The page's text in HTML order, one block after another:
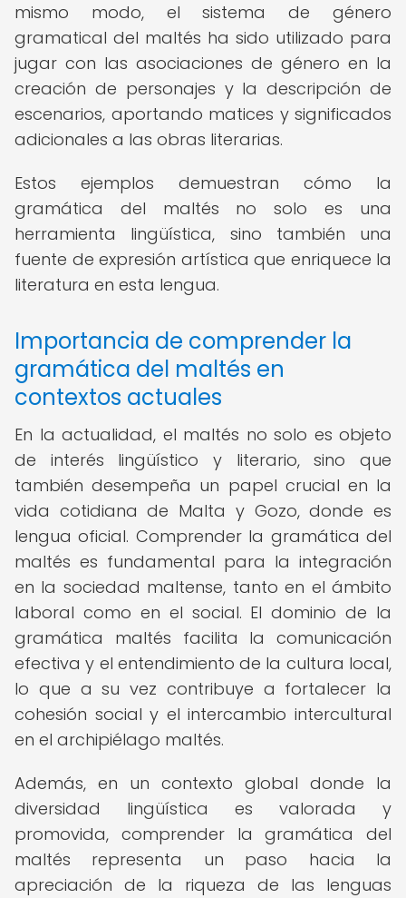
mismo modo, el sistema de género
gramatical del maltés ha sido utilizado para
jugar con las asociaciones de género en la
creación de personajes y la descripción de
escenarios, aportando matices y significados
adicionales a las obras literarias.
Estos ejemplos demuestran cómo la
gramática del maltés no solo es una
herramienta lingüística, sino también una
fuente de expresión artística que enriquece la
literatura en esta lengua.
Importancia de comprender la
gramática del maltés en
contextos actuales
En la actualidad, el maltés no solo es objeto
de interés lingüístico y literario, sino que
también desempeña un papel crucial en la
vida cotidiana de Malta y Gozo, donde es
lengua oficial. Comprender la gramática del
maltés es fundamental para la integración
en la sociedad maltense, tanto en el ámbito
laboral como en el social. El dominio de la
gramática maltés facilita la comunicación
efectiva y el entendimiento de la cultura local,
lo que a su vez contribuye a fortalecer la
cohesión social y el intercambio intercultural
en el archipiélago maltés.
Además, en un contexto global donde la
diversidad lingüística es valorada y
promovida, comprender la gramática del
maltés representa un paso hacia la
apreciación de la riqueza de las lenguas